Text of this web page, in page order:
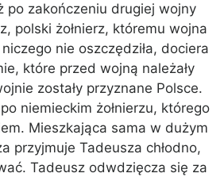
po zakończeniu drugiej wojny
polski żołnierz, któremu wojna
nie oszczędziła, dociera
które przed wojną należały
zostały przyznane Polsce.
niemieckim żołnierzu, którego
Mieszkająca sama w dużym
przyjmuje Tadeusza chłodno,
Tadeusz odwdzięcza się za